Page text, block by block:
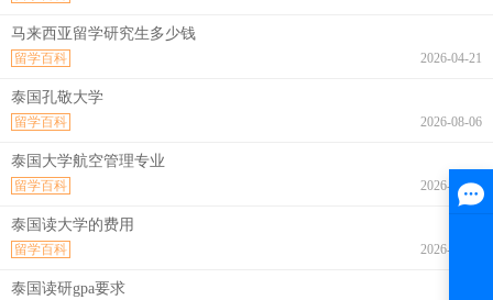
马来西亚留学研究生多少钱
2026-04-21
留学百科
泰国孔敬大学
2026-08-06
留学百科
泰国大学航空管理专业
2026-08-06
留学百科
泰国读大学的费用
2026-08-06
留学百科
泰国读研gpa要求